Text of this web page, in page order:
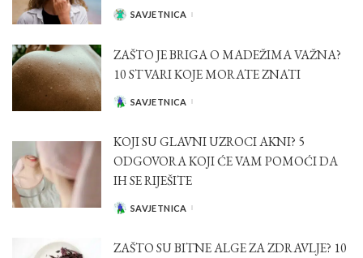
POSTED
SAVJETNICA
ZAŠTO JE BRIGA O MADEŽIMA VAŽNA?
10 STVARI KOJE MORATE ZNATI
POSTED
SAVJETNICA
KOJI SU GLAVNI UZROCI AKNI? 5
ODGOVORA KOJI ĆE VAM POMOĆI DA
IH SE RIJEŠITE
POSTED
SAVJETNICA
ZAŠTO SU BITNE ALGE ZA ZDRAVLJE? 10